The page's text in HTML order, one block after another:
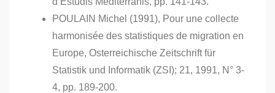
POULAIN Michel (1991), Pour une collecte
harmonisée des statistiques de migration en
Europe, Osterreichische Zeitschrift für
Statistik und Informatik (ZSI); 21, 1991, N° 3-
4, pp. 189-200.